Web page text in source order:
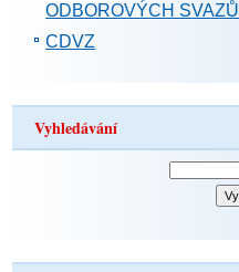
ODBOROVÝCH SVAZŮ
CDVZ
Vyhledávání